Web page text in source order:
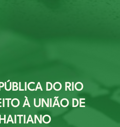
DO RIO
À UNIÃO DE